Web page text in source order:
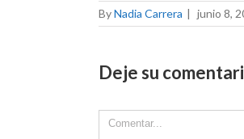
ByNadia Carrera | junio 8,
Deje su
Comment